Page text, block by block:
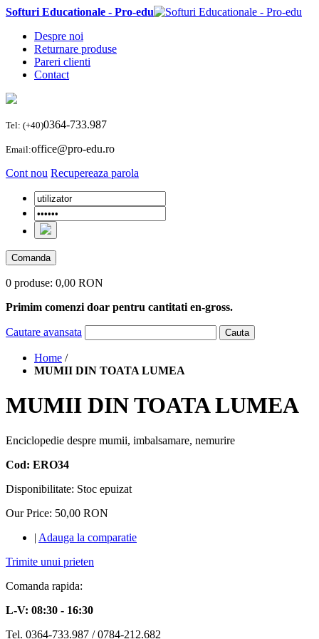
Softuri Educationale - Pro-edu
Despre noi
Returnare produse
Pareri clienti
Contact
Tel: (+40)0364-733.987
Email:office@pro-edu.ro
Cont nou Recupereaza parola
Comanda
0 produse: 0,00 RON
Primim comenzi doar pentru cantitati en-gross.
Cautare avansata Cauta
Home /
MUMII DIN TOATA LUMEA
MUMII DIN TOATA LUMEA
Enciclopedie despre mumii, imbalsamare, nemurire
Cod: ERO34
Disponibilitate: Stoc epuizat
Our Price: 50,00 RON
| Adauga la comparatie
Trimite unui prieten
Comanda rapida:
L-V: 08:30 - 16:30
Tel. 0364-733.987 / 0784-212.682